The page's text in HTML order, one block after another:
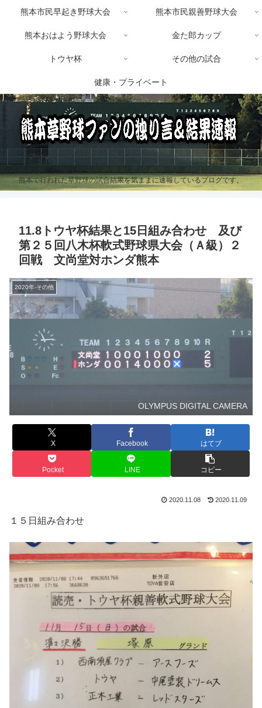
熊本で行われた草野球の試合結果を気ままに速報しているブログです。
熊本市民早起き野球大会 熊本市民親善野球大会
熊本おはよう野球大会 金た郎カップ
トウヤ杯 その他の試合
健康・プライベート
11.8トウヤ杯結果と15日組み合わせ 及び
第２５回八木杯軟式野球県大会（Ａ級）２
回戦 文尚堂対ホンダ熊本
2020年-その他
OLYMPUS DIGITAL CAMERA
X Facebook はてブ
Pocket LINE コピー
2020.11.08 2020.11.09
１５日組み合わせ